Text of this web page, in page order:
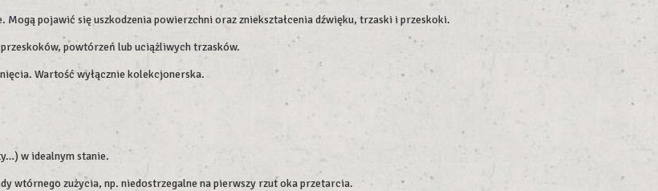
pojawić się uszkodzenia powierzchni oraz zniekształcenia dźwięku, trzaski i przeskoki.
powtórzeń lub uciążliwych trzasków.
Wartość wyłącznie kolekcjonerska.
w idealnym stanie.
wtórnego zużycia, np. niedostrzegalne na pierwszy rzut oka przetarcia.